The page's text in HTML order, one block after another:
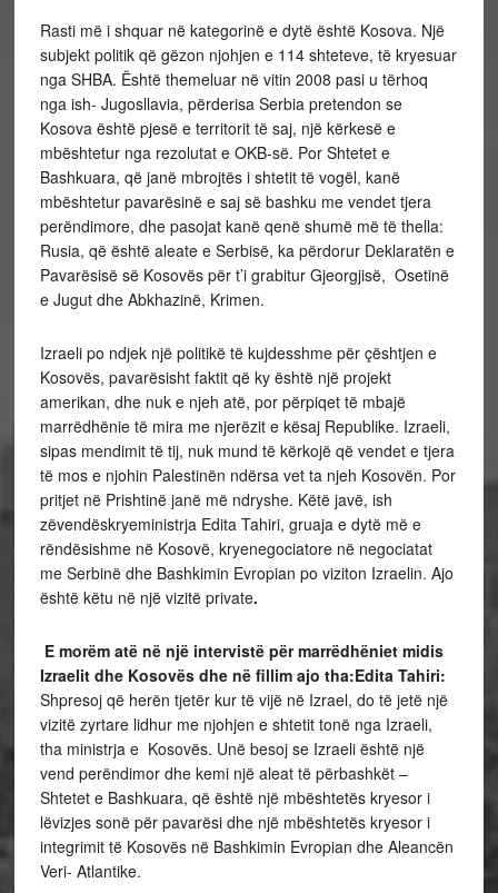
Rasti më i shquar në kategorinë e dytë është Kosova. Një
subjekt politik që gëzon njohjen e 114 shteteve, të kryesuar
nga SHBA. Është themeluar në vitin 2008 pasi u tërhoq
nga ish- Jugosllavia, përderisa Serbia pretendon se
Kosova është pjesë e territorit të saj, një kërkesë e
mbështetur nga rezolutat e OKB-së. Por Shtetet e
Bashkuara, që janë mbrojtës i shtetit të vogël, kanë
mbështetur pavarësinë e saj së bashku me vendet tjera
perëndimore, dhe pasojat kanë qenë shumë më të thella:
Rusia, që është aleate e Serbisë, ka përdorur Deklaratën e
Pavarësisë së Kosovës për t’i grabitur Gjeorgjisë, Osetinë
e Jugut dhe Abkhazinë, Krimen.
Izraeli po ndjek një politikë të kujdesshme për çështjen e
Kosovës, pavarësisht faktit që ky është një projekt
amerikan, dhe nuk e njeh atë, por përpiqet të mbajë
marrëdhënie të mira me njerëzit e kësaj Republike. Izraeli,
sipas mendimit të tij, nuk mund të kërkojë që vendet e tjera
të mos e njohin Palestinën ndërsa vet ta njeh Kosovën. Por
pritjet në Prishtinë janë më ndryshe. Këtë javë, ish
zëvendëskryeministrja Edita Tahiri, gruaja e dytë më e
rëndësishme në Kosovë, kryenegociatore në negociatat
me Serbinë dhe Bashkimin Evropian po viziton Izraelin. Ajo
është këtu në një vizitë private.
E morëm atë në një intervistë për marrëdhëniet midis
Izraelit dhe Kosovës dhe në fillim ajo tha:Edita Tahiri:
Shpresoj që herën tjetër kur të vijë në Izrael, do të jetë një
vizitë zyrtare lidhur me njohjen e shtetit tonë nga Izraeli,
tha ministrja e Kosovës. Unë besoj se Izraeli është një
vend perëndimor dhe kemi një aleat të përbashkët –
Shtetet e Bashkuara, që është një mbështetës kryesor i
lëvizjes sonë për pavarësi dhe një mbështetës kryesor i
integrimit të Kosovës në Bashkimin Evropian dhe Aleancën
Veri- Atlantike.